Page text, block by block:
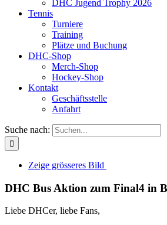
DHC Jugend Trophy 2026
Tennis
Turniere
Training
Plätze und Buchung
DHC-Shop
Merch-Shop
Hockey-Shop
Kontakt
Geschäftsstelle
Anfahrt
Suche nach:
Zeige grösseres Bild
DHC Bus Aktion zum Final4 in
Liebe DHCer, liebe Fans,